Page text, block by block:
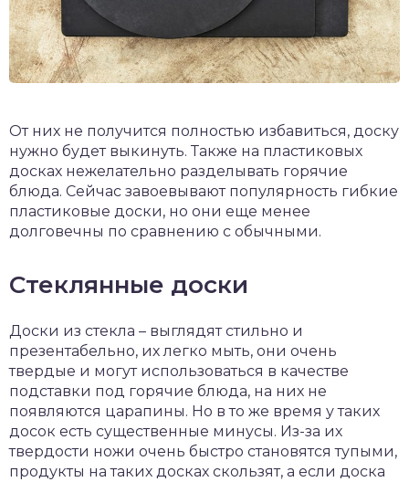
От них не получится полностью избавиться, доску
нужно будет выкинуть. Также на пластиковых
досках нежелательно разделывать горячие
блюда. Сейчас завоевывают популярность гибкие
пластиковые доски, но они еще менее
долговечны по сравнению с обычными.
Стеклянные доски
Доски из стекла – выглядят стильно и
презентабельно, их легко мыть, они очень
твердые и могут использоваться в качестве
подставки под горячие блюда, на них не
появляются царапины. Но в то же время у таких
досок есть существенные минусы. Из-за их
твердости ножи очень быстро становятся тупыми,
продукты на таких досках скользят, а если доска